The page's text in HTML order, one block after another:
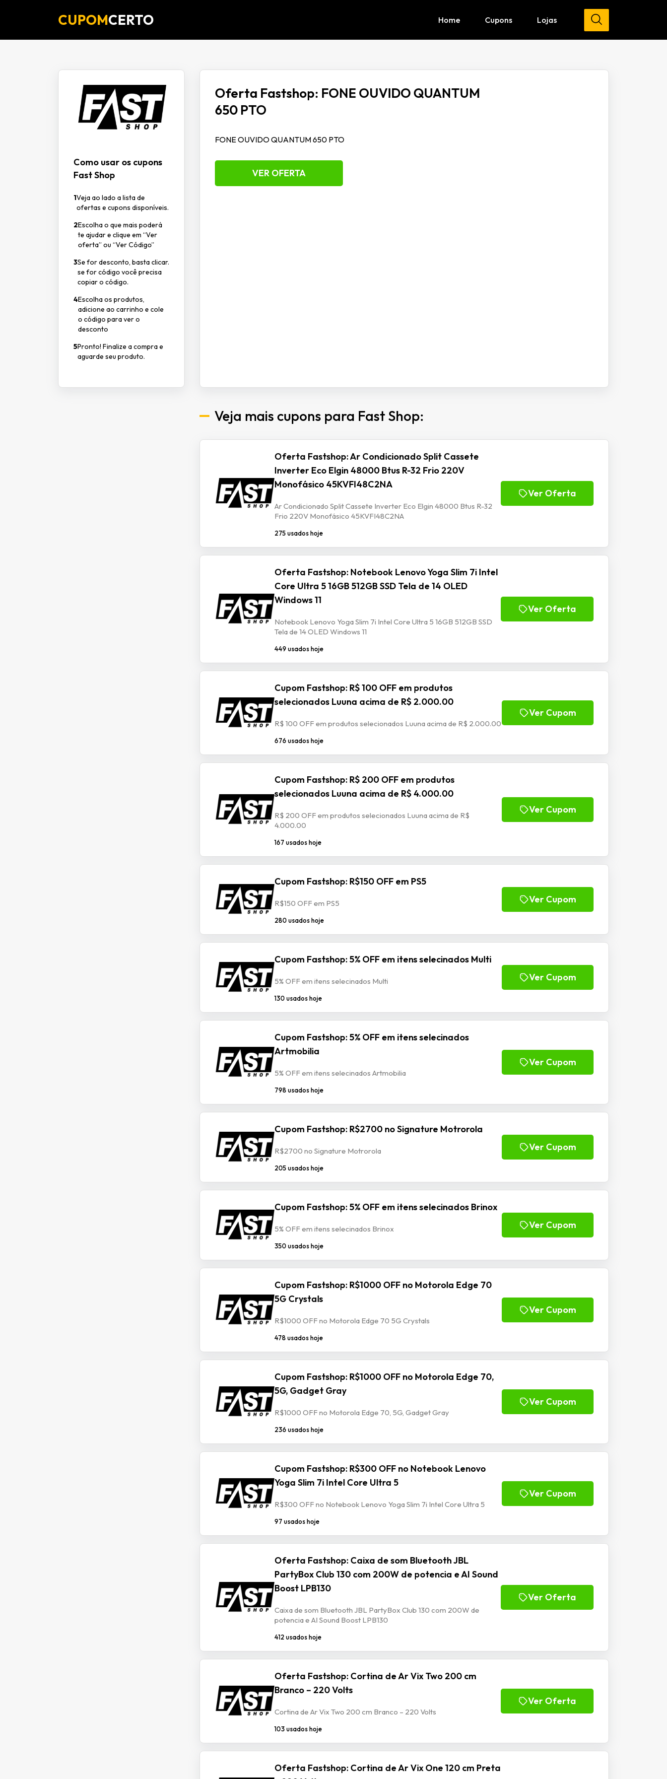
CUPOMCERTO Home Cupons Lojas
Como usar os cupons
Fast Shop
1Veja ao lado a lista de
ofertas e cupons disponíveis.
2Escolha o que mais poderá
te ajudar e clique em “Ver
oferta” ou “Ver Código”
3Se for desconto, basta clicar.
se for código você precisa
copiar o código.
4Escolha os produtos,
adicione ao carrinho e cole
o código para ver o
desconto
5Pronto! Finalize a compra e
aguarde seu produto.
Oferta Fastshop: FONE OUVIDO QUANTUM
650 PTO
FONE OUVIDO QUANTUM 650 PTO
VER OFERTA
Veja mais cupons para Fast Shop:
Oferta Fastshop: Ar Condicionado Split Cassete
Inverter Eco Elgin 48000 Btus R-32 Frio 220V
Monofásico 45KVFI48C2NA
Ar Condicionado Split Cassete Inverter Eco Elgin 48000 Btus R-32
Frio 220V Monofásico 45KVFI48C2NA
275 usados hoje
Ver Oferta
Oferta Fastshop: Notebook Lenovo Yoga Slim 7i Intel
Core Ultra 5 16GB 512GB SSD Tela de 14 OLED
Windows 11
Notebook Lenovo Yoga Slim 7i Intel Core Ultra 5 16GB 512GB SSD
Tela de 14 OLED Windows 11
449 usados hoje
Ver Oferta
Cupom Fastshop: R$ 100 OFF em produtos
selecionados Luuna acima de R$ 2.000.00
R$ 100 OFF em produtos selecionados Luuna acima de R$ 2.000.00
676 usados hoje
Ver Cupom
Cupom Fastshop: R$ 200 OFF em produtos
selecionados Luuna acima de R$ 4.000.00
R$ 200 OFF em produtos selecionados Luuna acima de R$
4.000.00
167 usados hoje
Ver Cupom
Cupom Fastshop: R$150 OFF em PS5
R$150 OFF em PS5
280 usados hoje
Ver Cupom
Cupom Fastshop: 5% OFF em itens selecinados Multi
5% OFF em itens selecinados Multi
130 usados hoje
Ver Cupom
Cupom Fastshop: 5% OFF em itens selecinados
Artmobilia
5% OFF em itens selecinados Artmobilia
798 usados hoje
Ver Cupom
Cupom Fastshop: R$2700 no Signature Motrorola
R$2700 no Signature Motrorola
205 usados hoje
Ver Cupom
Cupom Fastshop: 5% OFF em itens selecinados Brinox
5% OFF em itens selecinados Brinox
350 usados hoje
Ver Cupom
Cupom Fastshop: R$1000 OFF no Motorola Edge 70
5G Crystals
R$1000 OFF no Motorola Edge 70 5G Crystals
478 usados hoje
Ver Cupom
Cupom Fastshop: R$1000 OFF no Motorola Edge 70,
5G, Gadget Gray
R$1000 OFF no Motorola Edge 70, 5G, Gadget Gray
236 usados hoje
Ver Cupom
Cupom Fastshop: R$300 OFF no Notebook Lenovo
Yoga Slim 7i Intel Core Ultra 5
R$300 OFF no Notebook Lenovo Yoga Slim 7i Intel Core Ultra 5
97 usados hoje
Ver Cupom
Oferta Fastshop: Caixa de som Bluetooth JBL
PartyBox Club 130 com 200W de potencia e AI Sound
Boost LPB130
Caixa de som Bluetooth JBL PartyBox Club 130 com 200W de
potencia e AI Sound Boost LPB130
412 usados hoje
Ver Oferta
Oferta Fastshop: Cortina de Ar Vix Two 200 cm
Branco – 220 Volts
Cortina de Ar Vix Two 200 cm Branco – 220 Volts
103 usados hoje
Ver Oferta
Oferta Fastshop: Cortina de Ar Vix One 120 cm Preta